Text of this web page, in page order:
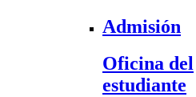
Admisión
Oficina del
estudiante